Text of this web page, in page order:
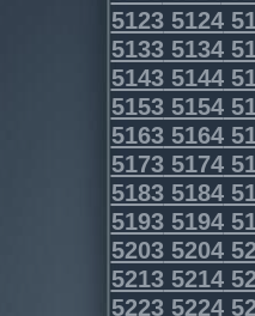
51235124
51335134
51435144
51535154
51635164
51735174
51835184
51935194
52035204
52135214
52235224